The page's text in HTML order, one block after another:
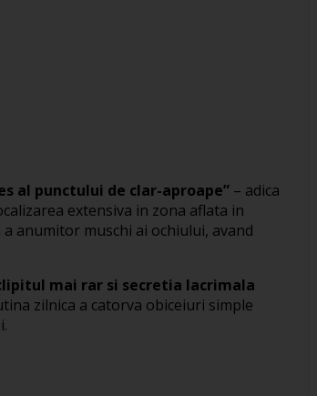
al punctului de clar-aproape” – adica
extensiva in zona aflata in
anumitor muschi ai ochiului, avand
mai rar si secretia lacrimala
zilnica a catorva obiceiuri simple